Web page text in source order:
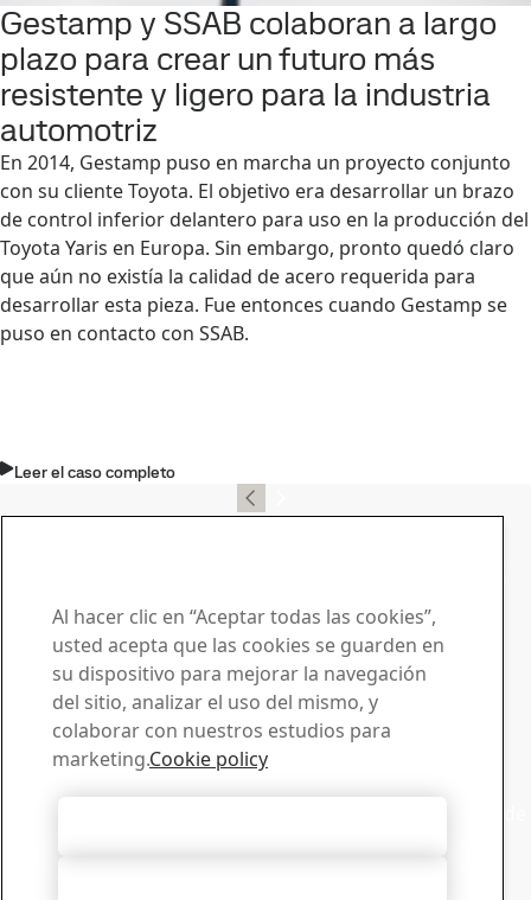
Gestamp y SSAB colaboran a largo
plazo para crear un futuro más
resistente y ligero para la industria
automotriz
En 2014, Gestamp puso en marcha un proyecto conjunto
con su cliente Toyota. El objetivo era desarrollar un brazo
de control inferior delantero para uso en la producción del
Toyota Yaris en Europa. Sin embargo, pronto quedó claro
que aún no existía la calidad de acero requerida para
desarrollar esta pieza. Fue entonces cuando Gestamp se
puso en contacto con SSAB.
Leer el caso completo
y solicitudes
Centro de descargas
Buscador y descarga de folletos, certificados y otros
materiales de SSAB.
Descargas
Al hacer clic en “Aceptar todas las cookies”,
usted acepta que las cookies se guarden en
su dispositivo para mejorar la navegación
del sitio, analizar el uso del mismo, y
colaborar con nuestros estudios para
marketing.Cookie policy